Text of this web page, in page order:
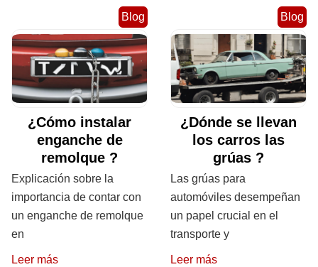
Blog
¿Cómo instalar
enganche de
remolque ?
Explicación sobre la
importancia de contar con
un enganche de remolque
en
Leer más
Blog
¿Dónde se llevan
los carros las
grúas ?
Las grúas para
automóviles desempeñan
un papel crucial en el
transporte y
Leer más